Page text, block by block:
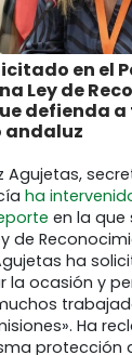
en el
Ley de
defienda a
andaluz
Agujetas,
ha
en la que
de
ha
la ocasión y
Ha
protección